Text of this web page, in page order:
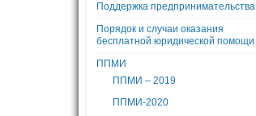
Поддержка предпринимательства
Порядок и случаи оказания
бесплатной юридической помощи
ППМИ
ППМИ – 2019
ППМИ-2020